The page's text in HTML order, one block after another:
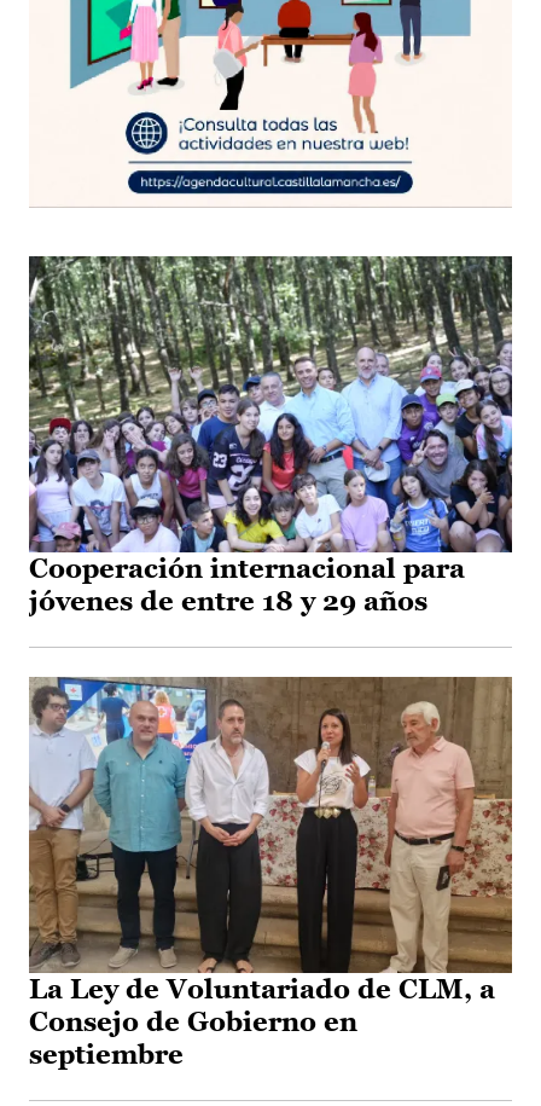
Cooperación internacional para
jóvenes de entre 18 y 29 años
La Ley de Voluntariado de CLM, a
Consejo de Gobierno en
septiembre